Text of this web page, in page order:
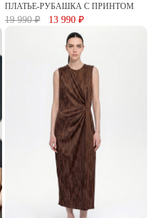
ПЛАТЬЕ-РУБАШКА С ПРИНТОМ
19 990 ₽ 13 990 ₽